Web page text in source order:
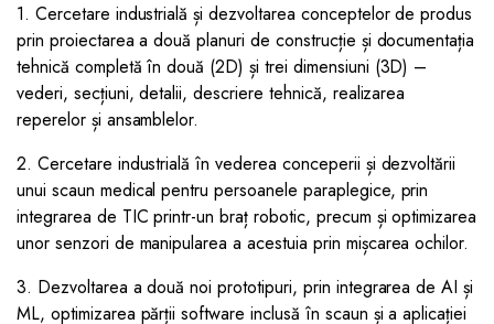
1. Cercetare industrială și dezvoltarea conceptelor de produs
prin proiectarea a două planuri de construcție și documentația
tehnică completă în două (2D) și trei dimensiuni (3D) –
vederi, secțiuni, detalii, descriere tehnică, realizarea
reperelor și ansamblelor.
2. Cercetare industrială în vederea conceperii și dezvoltării
unui scaun medical pentru persoanele paraplegice, prin
integrarea de TIC printr-un braț robotic, precum și optimizarea
unor senzori de manipularea a acestuia prin mișcarea ochilor.
3. Dezvoltarea a două noi prototipuri, prin integrarea de AI și
ML, optimizarea părții software inclusă în scaun și a aplicației